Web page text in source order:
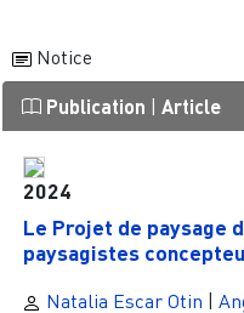
Notice
Publication | Article
2024
Le Projet de paysage
paysagistes
Natalia Escar Otin |